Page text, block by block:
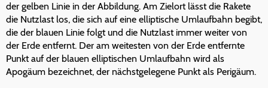
der gelben Linie in der Abbildung. Am Zielort lässt die Rakete
die Nutzlast los, die sich auf eine elliptische Umlaufbahn begibt,
die der blauen Linie folgt und die Nutzlast immer weiter von
der Erde entfernt. Der am weitesten von der Erde entfernte
Punkt auf der blauen elliptischen Umlaufbahn wird als
Apogäum bezeichnet, der nächstgelegene Punkt als Perigäum.